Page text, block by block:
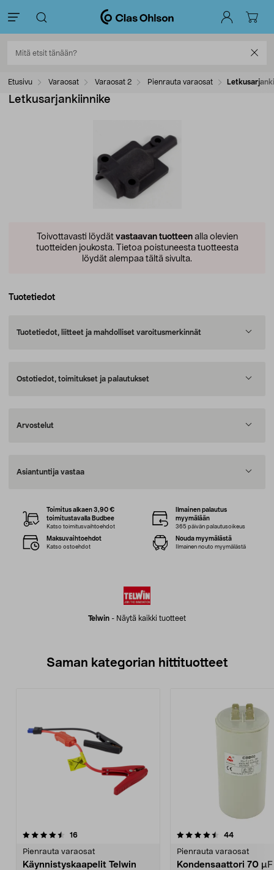
Etusivu Varaosat Varaosat 2 Pienrauta varaosat
Letkusarjankiinnike
Toivottavasti löydät vastaavan tuotteenalla olevien
tuotteiden joukosta. Tietoa poistuneesta tuotteesta
löydät alempaa tältä sivulta.
Tuotetiedot
Tuotetiedot, liitteet ja mahdolliset varoitusmerkinnät
Ostotiedot, toimitukset ja palautukset
Arvostelut
Asiantuntija vastaa
Telwin - Näytä kaikki tuotteet
Toimitus alkaen 3,90 €
toimitustavalla Budbee
Katso toimitusvaihtoehdot
Ilmainen palautus
myymälään
365 päivän palautusoikeus
Maksuvaihtoehdot
Katso ostoehdot
Nouda myymälästä
Ilmainen nouto myymälästä
Saman kategorian hittituotteet
16arvostelut
Pienrauta varaosat
Käynnistyskaapelit Telwin
4.5 viidestä
44arvostelut
Pienrauta varaosat
Kondensaattori 70
4.0 viidestä